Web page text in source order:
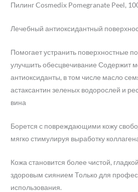
Пилинг Cosmedix Pomegranate Peel,
Лечебный антиоксидантный
Помогает устранить поверхностные
улучшить обесцвечивание Содержит
антиоксиданты, в том числе масло
астаксантин зеленых водорослей и
вина
Борется с повреждающими кожу
мягко стимулируя выработку
Кожа становится более чистой,
здоровым сиянием Только для
использования.